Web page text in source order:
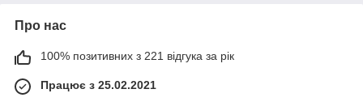
Про нас
100% позитивних з 221 відгука за рік
Працює з 25.02.2021